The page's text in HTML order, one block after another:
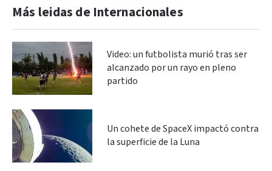
Más leidas de Internacionales
Video: un futbolista murió tras ser
alcanzado por un rayo en pleno
partido
Un cohete de SpaceX impactó contra
la superficie de la Luna